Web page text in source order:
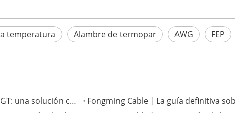
temperatura Alambre de termopar AWG FEP
Fongming Cable丨El versátil cable resistente al calor TGGT: una solución confiable para aplicaciones de alta temperatura